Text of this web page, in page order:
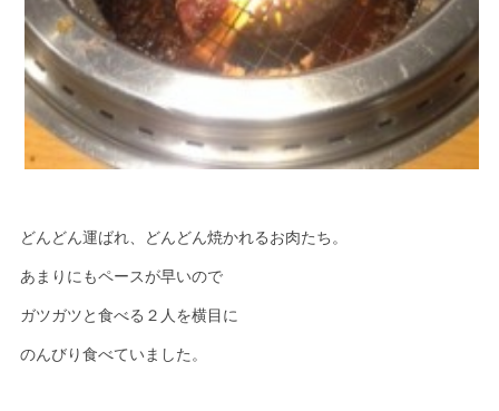
どんどん運ばれ、どんどん焼かれるお肉たち。
あまりにもペースが早いので
ガツガツと食べる２人を横目に
のんびり食べていました。